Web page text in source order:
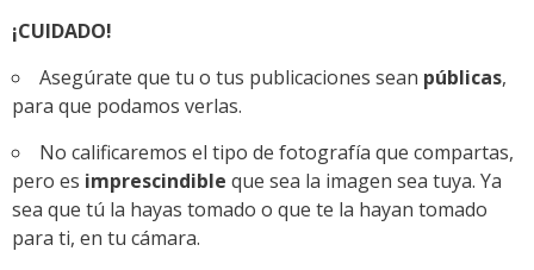
¡CUIDADO!
Asegúrate que tu o tus publicaciones sean públicas,
para que podamos verlas.
No calificaremos el tipo de fotografía que compartas,
pero es imprescindible que sea la imagen sea tuya. Ya
sea que tú la hayas tomado o que te la hayan tomado
para ti, en tu cámara.